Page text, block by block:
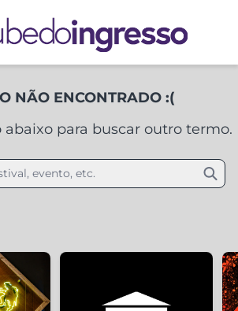
NÃO ENCONTRADO :(
abaixo para buscar outro termo.
evento, etc.